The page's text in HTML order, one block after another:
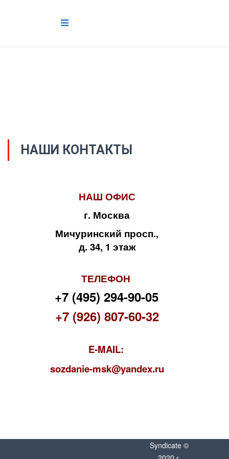
НАШИ КОНТАКТЫ
НАШ ОФИС
г. Москва
Мичуринский просп.,
д. 34, 1 этаж
ТЕЛЕФОН
+7 (495) 294-90-05
+7 (926) 807-60-32
E-MAIL:
sozdanie-msk@yandex.ru
Syndicate ©